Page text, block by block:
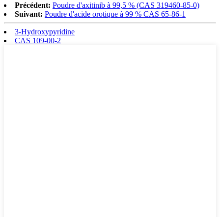
Précédent: Poudre d'axitinib à 99,5 % (CAS 319460-85-0)
Suivant: Poudre d'acide orotique à 99 % CAS 65-86-1
3-Hydroxypyridine
CAS 109-00-2